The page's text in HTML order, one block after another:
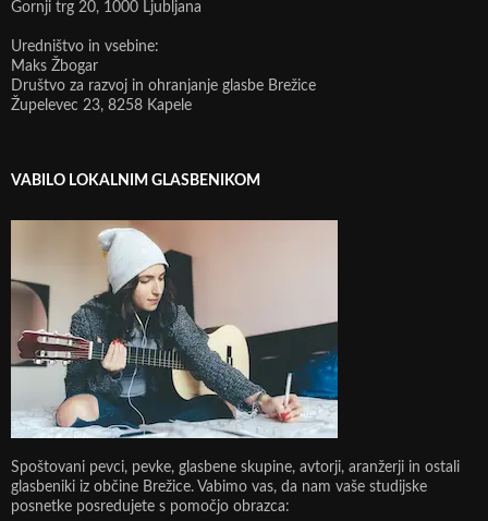
Gornji trg 20, 1000 Ljubljana
Uredništvo in vsebine:
Maks Žbogar
Društvo za razvoj in ohranjanje glasbe Brežice
Župelevec 23, 8258 Kapele
VABILO LOKALNIM GLASBENIKOM
Spoštovani pevci, pevke, glasbene skupine, avtorji, aranžerji in ostali
glasbeniki iz občine Brežice. Vabimo vas, da nam vaše studijske
posnetke posredujete s pomočjo obrazca: